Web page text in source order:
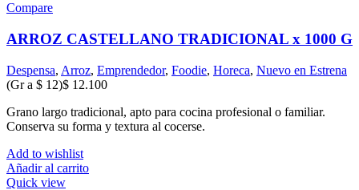
Compare
ARROZ CASTELLANO TRADICIONAL x 1000 G
Despensa, Arroz, Emprendedor, Foodie, Horeca, Nuevo en Estrena
(Gr a $ 12)$ 12.100
Grano largo tradicional, apto para cocina profesional o familiar.
Conserva su forma y textura al cocerse.
Add to wishlist
Añadir al carrito
Quick view